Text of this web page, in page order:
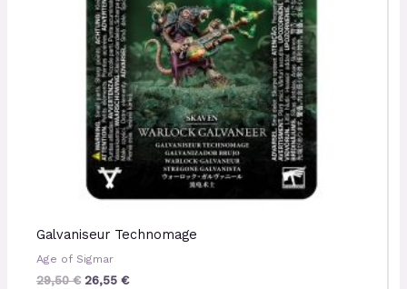
Galvaniseur Technomage
Age of Sigmar
29,50€ 26,55 €